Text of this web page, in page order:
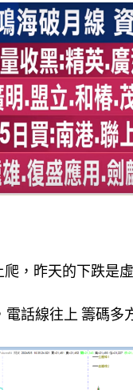
爬，昨天的下跌是
電話線往上 籌碼多